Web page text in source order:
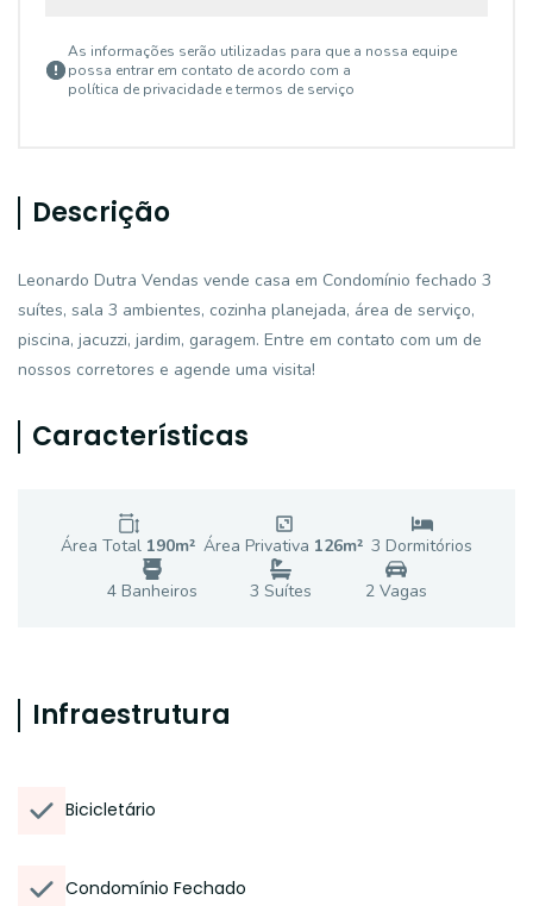
As informações serão utilizadas para que a nossa equipe
possa entrar em contato de acordo com a
política de privacidade e termos de serviço
Descrição
Leonardo Dutra Vendas vende casa em Condomínio fechado 3
suítes, sala 3 ambientes, cozinha planejada, área de serviço,
piscina, jacuzzi, jardim, garagem. Entre em contato com um de
nossos corretores e agende uma visita!
Características
Área Total 190m² Área Privativa 126m² 3 Dormitórios
4Banheiros 3 Suítes 2Vagas
Infraestrutura
Bicicletário
Condomínio Fechado